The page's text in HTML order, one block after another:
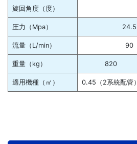
旋回角度（度）
圧力（Mpa） 24.5
流量（L/min） 90
重量（kg） 820
適用機種（㎥） 0.45（2系統配管）